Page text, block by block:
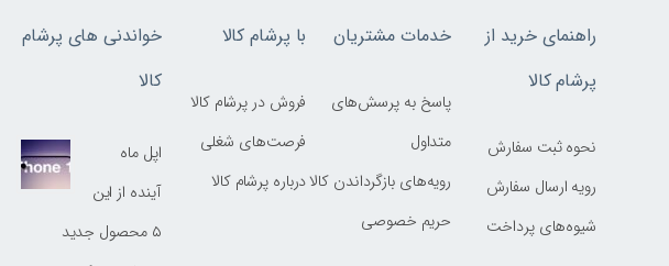
راهنمای خرید از
پرشام کالا
نحوه ثبت سفارش
رویه ارسال سفارش
شیوه‌های پرداخت
خدمات مشتریان
پاسخ به پرسش‌های
متداول
رویه‌های بازگرداندن کالا
حریم خصوصی
با پرشام کالا
فروش در پرشام کالا
فرصت‌های شغلی
درباره پرشام کالا
خواندنی های پرشام
کالا
اپل ماه
آینده از این
۵ محصول جدید